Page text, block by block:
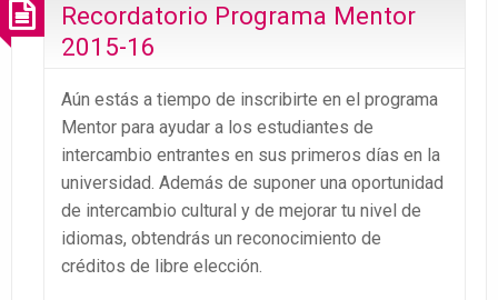
Recordatorio Programa Mentor
2015-16
Aún estás a tiempo de inscribirte en el programa
Mentor para ayudar a los estudiantes de
intercambio entrantes en sus primeros días en la
universidad. Además de suponer una oportunidad
de intercambio cultural y de mejorar tu nivel de
idiomas, obtendrás un reconocimiento de
créditos de libre elección.